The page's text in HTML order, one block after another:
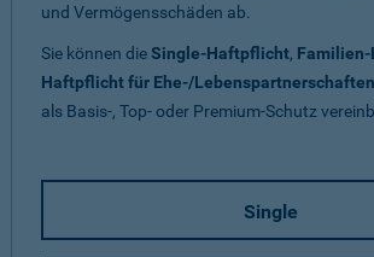
und Vermögensschäden ab.
Sie können dieSingle-Haftpflicht,
Haftpflicht für Ehe-/
als Basis-, Top- oder Premium-Schutz
Single